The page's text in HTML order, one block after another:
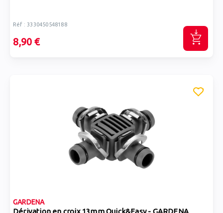
Réf : 3330450548188
8,90 €
GARDENA
Dérivation en croix 13mm Quick&Easy - GARDENA